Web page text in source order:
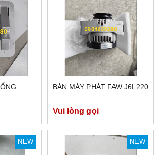
BÁN MÁY PHÁT FAW J6L220
Vui lòng gọi
NEW NEW